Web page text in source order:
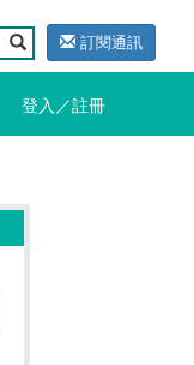
訂閱通訊
登入／註冊